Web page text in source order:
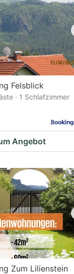
Felsblick
· 1 Schlafzimmer
Angebot
Zum Lilienstein